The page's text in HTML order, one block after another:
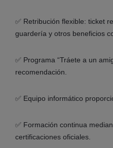
✅ Retribución flexible: ticket
guardería y otros beneficios
✅ Programa “Tráete a un
recomendación.
✅ Equipo informático
✅ Formación continua
certificaciones oficiales.